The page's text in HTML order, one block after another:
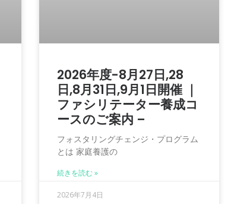
2026年度-8月27日,28
日,8月31日,9月1日開催 ｜
ファシリテーター養成コ
ースのご案内 –
フォスタリングチェンジ・プログラム
とは 家庭養護の
続きを読む »
2026年7月4日